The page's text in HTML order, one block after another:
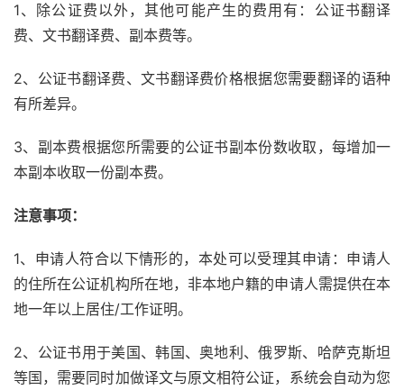
1、除公证费以外，其他可能产生的费用有：公证书翻译
费、文书翻译费、副本费等。
2、公证书翻译费、文书翻译费价格根据您需要翻译的语种
有所差异。
3、副本费根据您所需要的公证书副本份数收取，每增加一
本副本收取一份副本费。
注意事项：
1、申请人符合以下情形的，本处可以受理其申请：申请人
的住所在公证机构所在地，非本地户籍的申请人需提供在本
地一年以上居住/工作证明。
2、公证书用于美国、韩国、奥地利、俄罗斯、哈萨克斯坦
等国，需要同时加做译文与原文相符公证，系统会自动为您